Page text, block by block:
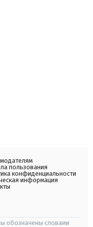
пользования
конфиденциальности
информация
обозначены словами